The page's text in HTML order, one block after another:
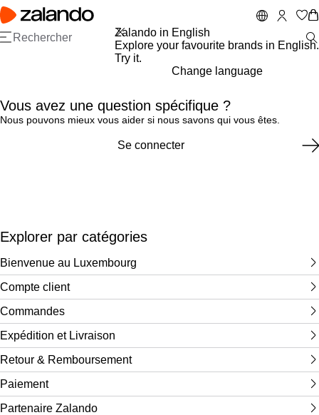
A
ll
e
r
n
t
p
l
P
a
s
s
a
b
h
r
c
h
e
Vous avez une question spécifique ?
Nous pouvons mieux vous aider si nous savons qui vous êtes.
Se connecter
Explorer par catégories
Bienvenue au Luxembourg
Compte client
Commandes
Expédition et Livraison
Retour & Remboursement
Paiement
Partenaire Zalando
Zalando in English
Explore your favourite brands in English.
Try it.
Change language